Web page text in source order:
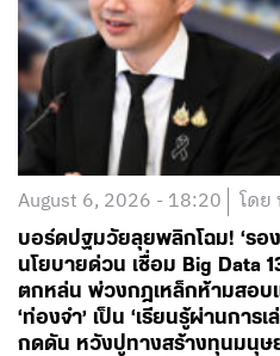
August 6, 2026 - 18:20 โดย
บอร์ดปฐมวัยลุยพลิกโฉม! ‘รอ
นโยบายด่วน เชื่อม Big Data
ตกหล่น พ่วงกฎเหล็กห้ามสอบ
‘ท่องจำ’ เป็น ‘เรียนรู้ผ่านการ
กดดัน หวังปูทางสร้างทุนมนุษ